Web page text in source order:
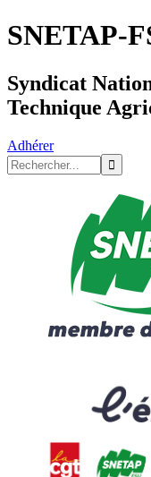
SNETAP-
Syndicat
Technique
Adhérer